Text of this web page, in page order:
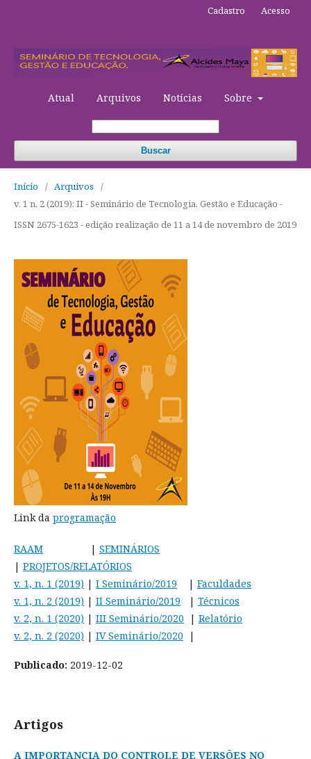
Atual Arquivos Notícias Sobre
Buscar
Cadastro Acesso
Início / Arquivos
/
v. 1 n. 2 (2019): II - Seminário de Tecnologia, Gestão e Educação -
ISSN 2675-1623 - edição realização de 11 a 14 de novembro de 2019
Link da programação
RAAM | SEMINÁRIOS
| PROJETOS/RELATÓRIOS
v. 1, n. 1 (2019) | I Seminário/2019 | Faculdades
v. 1, n. 2 (2019) | II Seminário/2019 | Técnicos
v. 2, n. 1 (2020) | III Seminário/2020 | Relatório
v. 2, n. 2 (2020) | IV Seminário/2020 |
Publicado: 2019-12-02
Artigos
A IMPORTANCIA DO CONTROLE DE VERSÕES NO